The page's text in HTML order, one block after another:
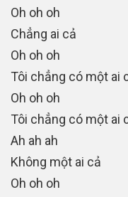
Oh oh oh
Chẳng ai cả
Oh oh oh
Tôi chẳng có một ai
Oh oh oh
Tôi chẳng có một ai
Ah ah ah
Không một ai cả
Oh oh oh